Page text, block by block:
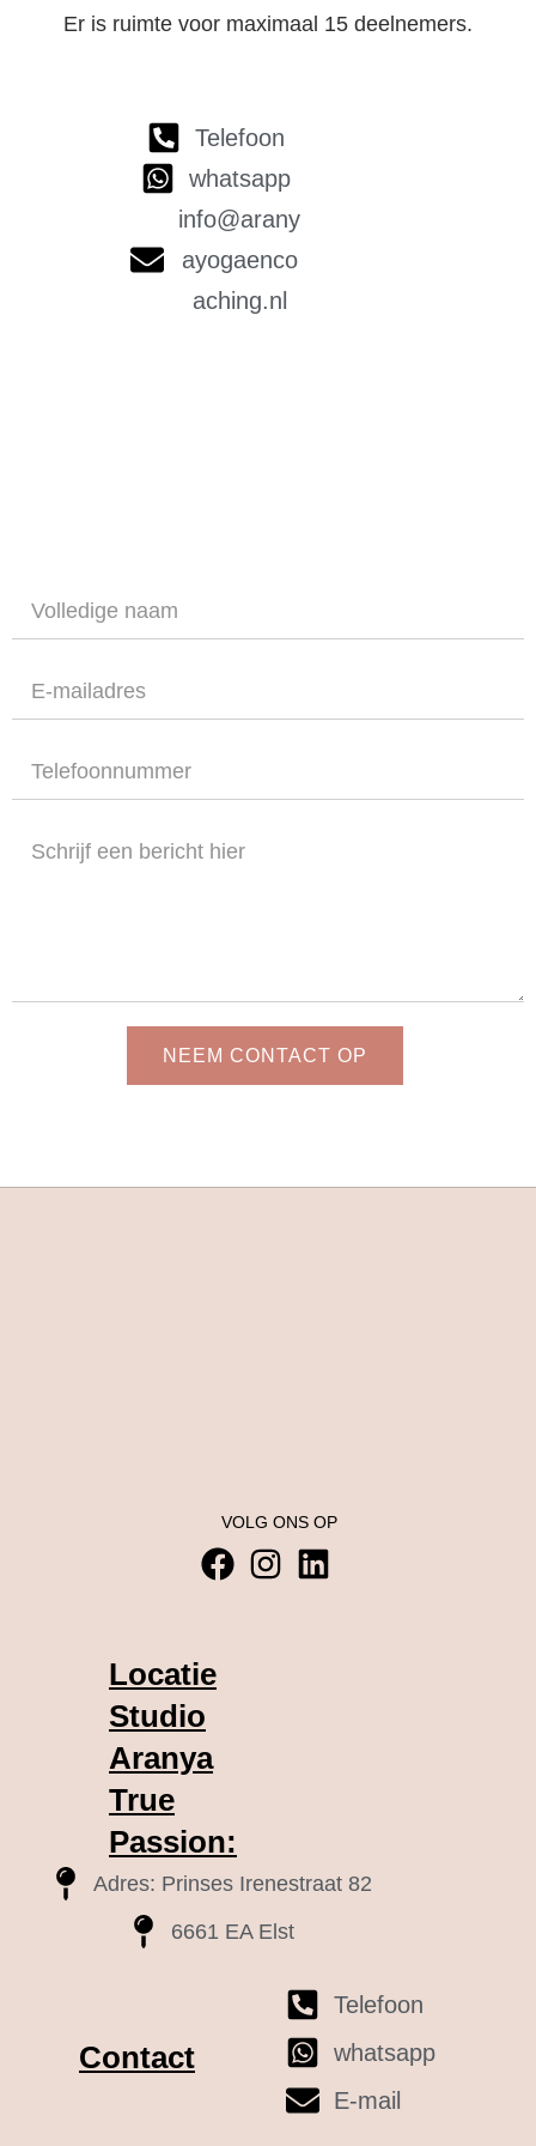
Er is ruimte voor maximaal 15 deelnemers.
Telefoon
whatsapp
info@arany
ayogaenco
aching.nl
NEEM CONTACT OP
VOLG ONS OP
Locatie
Studio
Aranya
True
Passion:
Adres: Prinses Irenestraat 82
6661 EA Elst
Contact
Telefoon
whatsapp
E-mail